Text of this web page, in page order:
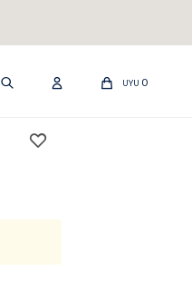
UYU 0